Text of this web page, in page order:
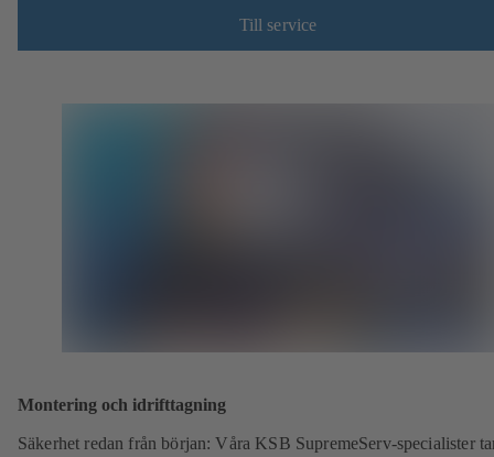
Till service
Montering och idrifttagning
Säkerhet redan från början: Våra KSB SupremeServ-specialister